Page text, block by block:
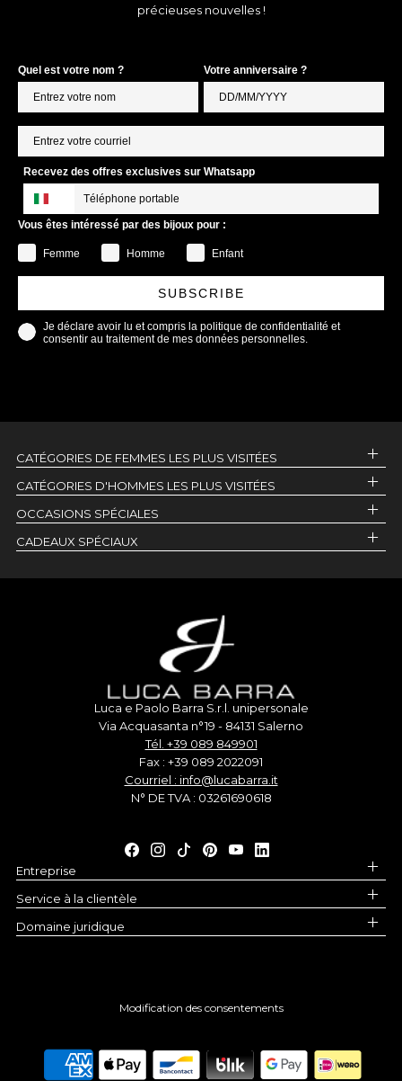
précieuses nouvelles !
Quel est votre nom ? Votre anniversaire ?
Recevez des offres exclusives sur Whatsapp
Vous êtes intéressé par des bijoux pour :
Femme Homme Enfant
SUBSCRIBE
Je déclare avoir lu et compris la politique de confidentialité et
consentir au traitement de mes données personnelles.
CATÉGORIES DE FEMMES LES PLUS VISITÉES
CATÉGORIES D'HOMMES LES PLUS VISITÉES
OCCASIONS SPÉCIALES
CADEAUX SPÉCIAUX
Luca e Paolo Barra S.r.l. unipersonale
Via Acquasanta n°19 - 84131 Salerno
Tél. +39 089 849901
Fax : +39 089 2022091
Courriel : info@lucabarra.it
N° DE TVA : 03261690618
Entreprise
Service à la clientèle
Domaine juridique
Modification des consentements